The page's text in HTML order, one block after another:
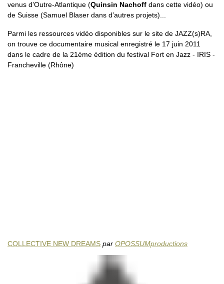
venus d’Outre-Atlantique (Quinsin Nachoff dans cette vidéo) ou
de Suisse (Samuel Blaser dans d’autres projets)...
Parmi les ressources vidéo disponibles sur le site de JAZZ(s)RA,
on trouve ce documentaire musical enregistré le 17 juin 2011
dans le cadre de la 21ème édition du festival Fort en Jazz - IRIS -
Francheville (Rhône)
COLLECTIVE NEW DREAMS par OPOSSUMproductions